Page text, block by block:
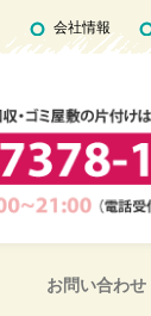
会社情報
お問い合わせ